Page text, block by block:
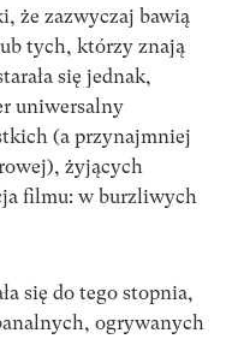
że zazwyczaj bawią
tych, którzy znają
się jednak,
uniwersalny
(a przynajmniej
żyjących
filmu: w burzliwych
się do tego stopnia,
ogrywanych